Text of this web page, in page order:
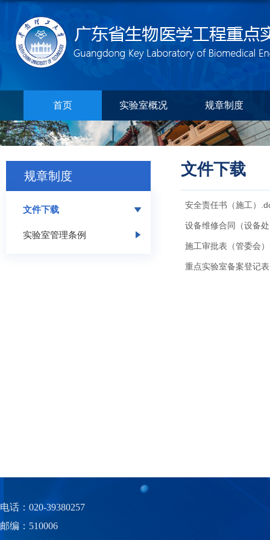
首页 实验室概况 规章制度
规章制度
文件下载
实验室管理条例
文件下载
安全责任书（施工）
设备维修合同（设备
施工审批表（管委会
重点实验室备案登记
电话：020-39380257
邮编：510006